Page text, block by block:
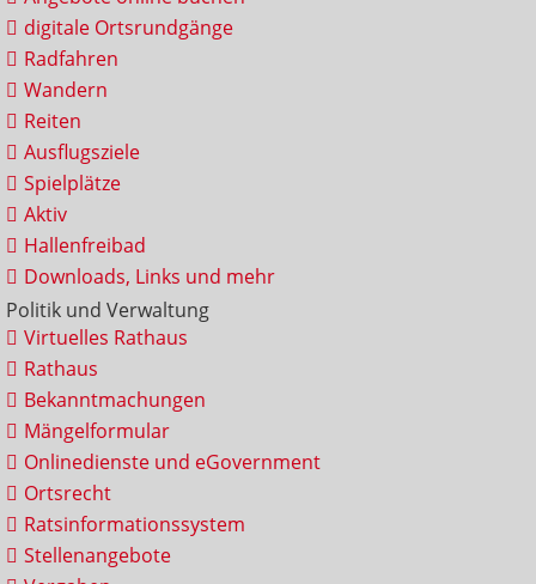
digitale Ortsrundgänge
Radfahren
Wandern
Reiten
Ausflugsziele
Spielplätze
Aktiv
Hallenfreibad
Downloads, Links und mehr
Politik und Verwaltung
Virtuelles Rathaus
Rathaus
Bekanntmachungen
Mängelformular
Onlinedienste und eGovernment
Ortsrecht
Ratsinformationssystem
Stellenangebote